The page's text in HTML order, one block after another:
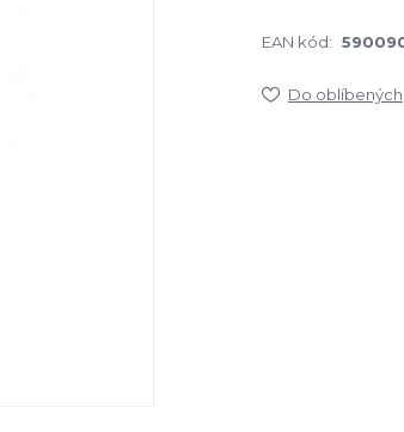
EAN kód:
Do oblíbených